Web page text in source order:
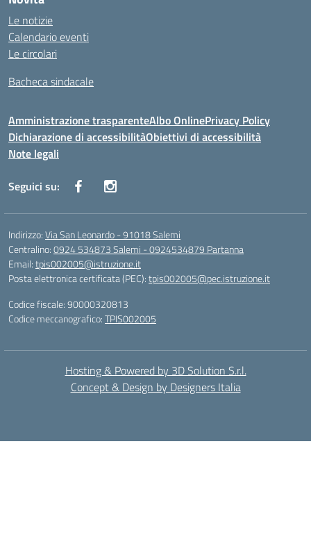
Le notizie
Calendario eventi
Le circolari
Bacheca sindacale
Amministrazione trasparenteAlbo OnlinePrivacy Policy
Dichiarazione di accessibilitàObiettivi di accessibilità
Note legali
Seguici su:
Indirizzo:Via San Leonardo - 91018 Salemi
Centralino:0924 534873 Salemi - 0924534879 Partanna
Email:tpis002005@istruzione.it
Posta elettronica certificata (PEC):tpis002005@pec.istruzione.it
Codice fiscale: 90000320813
Codice meccanografico:TPIS002005
Hosting & Powered by 3D Solution S.r.l.
Concept & Design by Designers Italia